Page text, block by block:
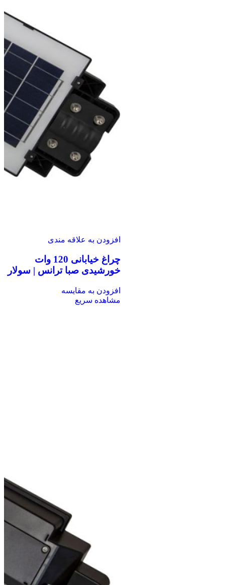
افزودن به علاقه مندی
چراغ خیابانی 120 وات
خورشیدی صبا ترانس | سولار
افزودن به مقایسه
مشاهده سریع